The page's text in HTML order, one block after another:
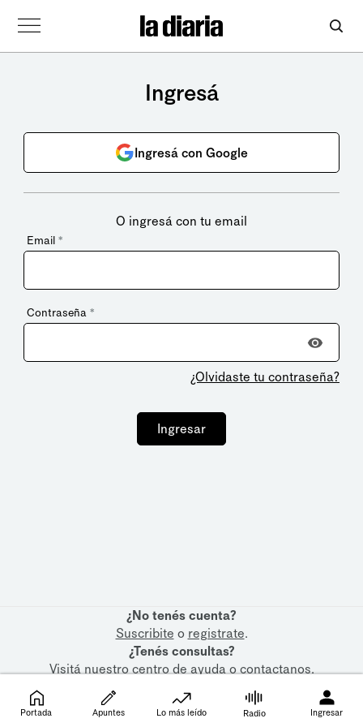
Ingresá
Ingresá con Google
O ingresá con tu email
Email *
Contraseña *
¿Olvidaste tu contraseña?
Ingresar
¿No tenés cuenta?
Suscribite o registrate.
¿Tenés consultas?
Visitá nuestrocentro de ayudaocontactanos.
Portada Apuntes Lo más leído Radio Ingresar